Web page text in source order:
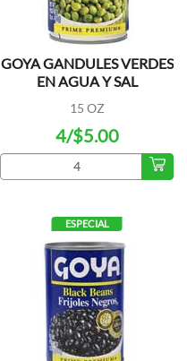
GOYA GANDULES VERDES
EN AGUA Y SAL
15 OZ
4/$5.00
ESPECIAL